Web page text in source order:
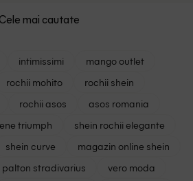
Cele mai cautate
intimissimi
mango outlet
rochii mohito
rochii shein
rochii asos
asos romania
triumph
shein rochii elegante
shein curve
magazin online shein
palton stradivarius
vero moda